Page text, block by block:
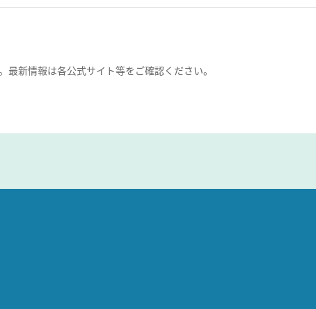
新情報は各公式サイト等をご確認ください。